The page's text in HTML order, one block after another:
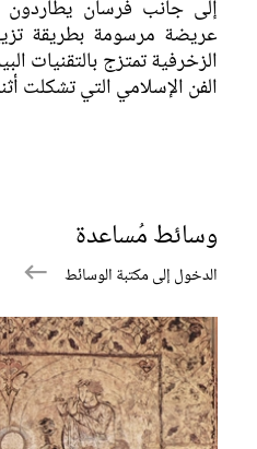
إلى جانب فرسان يطاردون
عريضة مرسومة بطريقة
الزخرفية تمتزج بالتقنيات
الفن الإسلامي التي تشكلت
وسائط مُساعدة
الدخول إلى مكتبة الوسائط